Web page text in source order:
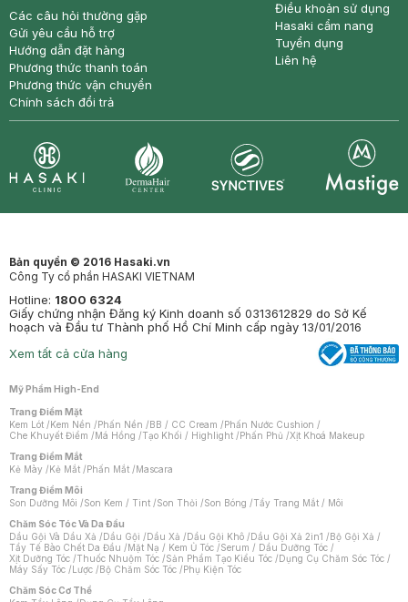
Các câu hỏi thường gặp
Gửi yêu cầu hỗ trợ
Hướng dẫn đặt hàng
Phương thức thanh toán
Phương thức vận chuyển
Chính sách đổi trả
Điều khoản sử dụng
Hasaki cẩm nang
Tuyển dụng
Liên hệ
Bản quyền © 2016 Hasaki.vn
Công Ty cổ phần HASAKI VIETNAM
Hotline: 1800 6324
Giấy chứng nhận Đăng ký Kinh doanh số 0313612829 do Sở Kế
hoạch và Đầu tư Thành phố Hồ Chí Minh cấp ngày 13/01/2016
Xem tất cả cửa hàng
Mỹ Phẩm High-End
Trang Điểm Mặt
Kem Lót /Kem Nền /Phấn Nền /BB / CC Cream /Phấn Nước Cushion /
Che Khuyết Điểm /Má Hồng /Tạo Khối / Highlight /Phấn Phủ /Xịt Khoá Makeup
Trang Điểm Mắt
Kẻ Mày /Kẻ Mắt /Phấn Mắt /Mascara
Trang Điểm Môi
Son Dưỡng Môi /Son Kem / Tint /Son Thỏi /Son Bóng /Tẩy Trang Mắt / Môi
Chăm Sóc Tóc Và Da Đầu
Dầu Gội Và Dầu Xả /Dầu Gội /Dầu Xả /Dầu Gội Khô /Dầu Gội Xả 2in1 /Bộ Gội Xả /
Tẩy Tế Bào Chết Da Đầu /Mặt Nạ / Kem Ủ Tóc /Serum / Dầu Dưỡng Tóc /
Xịt Dưỡng Tóc /Thuốc Nhuộm Tóc /Sản Phẩm Tạo Kiểu Tóc /Dụng Cụ Chăm Sóc Tóc /
Máy Sấy Tóc /Lược /Bộ Chăm Sóc Tóc /Phụ Kiện Tóc
Chăm Sóc Cơ Thể